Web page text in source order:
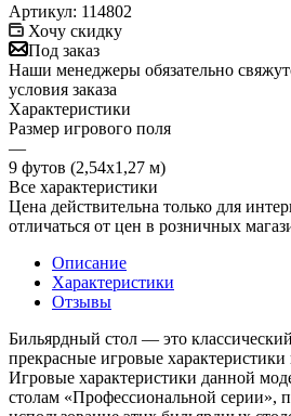
Артикул: 114802
Хочу скидку
Под заказ
Наши менеджеры обязательно
условия заказа
Характеристики
Размер игрового поля
—
9 футов (2,54х1,27 м)
Все характеристики
Цена действительна только для
отличаться от цен в розничных
Описание
Характеристики
Отзывы
Бильярдный стол — это
прекрасные игровые характеристики
Игровые характеристики данной
столам «Профессиональной серии»,